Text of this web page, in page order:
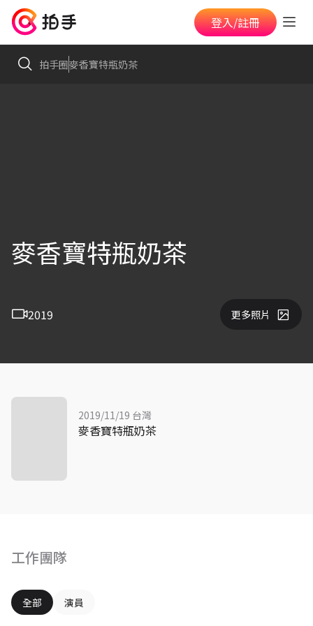
登入/註冊
拍手圈麥香寶特瓶奶茶
麥香寶特瓶奶茶
2019 更多照片
工作團隊
全部 演員
2019/11/19 台灣
麥香寶特瓶奶茶